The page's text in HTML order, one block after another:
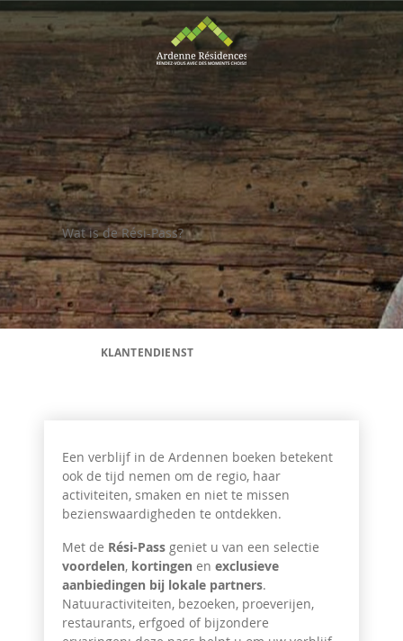
Wat is de Rési-Pass?
KLANTENDIENST
Een verblijf in de Ardennen boeken betekent
ook de tijd nemen om de regio, haar
activiteiten, smaken en niet te missen
bezienswaardigheden te ontdekken.
Met de Rési-Pass geniet u van een selectie
voordelen, kortingen en exclusieve
aanbiedingen bij lokale partners.
Natuuractiviteiten, bezoeken, proeverijen,
restaurants, erfgoed of bijzondere